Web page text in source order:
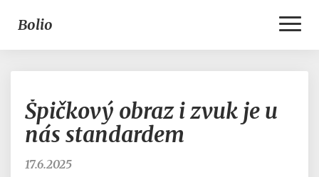
Bolio
obraz
i
zvuk
Špičkový obraz i zvuk je u
nás standardem
17.6.2025